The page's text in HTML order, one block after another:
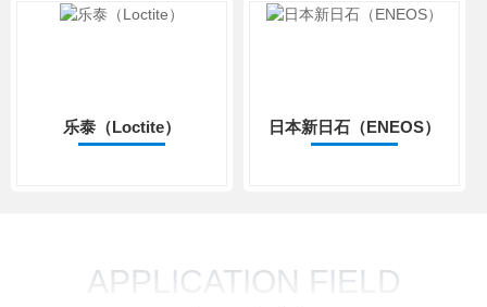
乐泰（Loctite） 日本新日石（ENEOS）
APPLICATION FIELD